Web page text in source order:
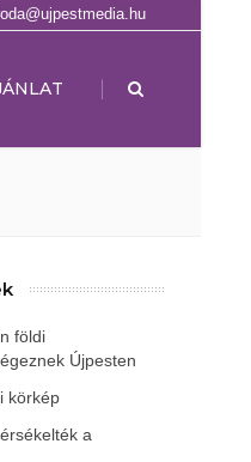
|
földi
Újpesten
körkép
a